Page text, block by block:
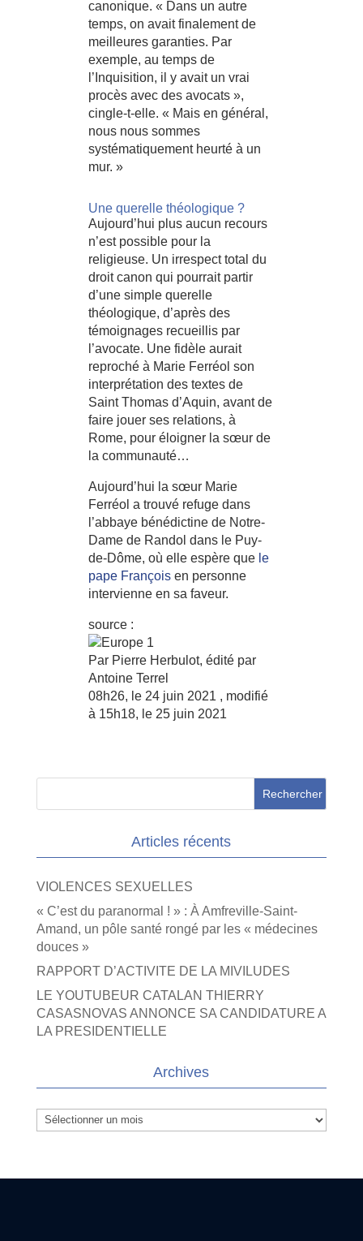
canonique. « Dans un autre
temps, on avait finalement de
meilleures garanties. Par
exemple, au temps de
l’Inquisition, il y avait un vrai
procès avec des avocats »,
cingle-t-elle. « Mais en général,
nous nous sommes
systématiquement heurté à un
mur. »
Une querelle théologique ?
Aujourd’hui plus aucun recours
n’est possible pour la
religieuse. Un irrespect total du
droit canon qui pourrait partir
d’une simple querelle
théologique, d’après des
témoignages recueillis par
l’avocate. Une fidèle aurait
reproché à Marie Ferréol son
interprétation des textes de
Saint Thomas d’Aquin, avant de
faire jouer ses relations, à
Rome, pour éloigner la sœur de
la communauté…
Aujourd’hui la sœur Marie
Ferréol a trouvé refuge dans
l’abbaye bénédictine de Notre-
Dame de Randol dans le Puy-
de-Dôme, où elle espère que le
pape François en personne
intervienne en sa faveur.
source :
Par Pierre Herbulot, édité par
Antoine Terrel
08h26, le 24 juin 2021 , modifié
à 15h18, le 25 juin 2021
Articles récents
VIOLENCES SEXUELLES
« C’est du paranormal ! » : À Amfreville-Saint-
Amand, un pôle santé rongé par les « médecines
douces »
RAPPORT D’ACTIVITE DE LA MIVILUDES
LE YOUTUBEUR CATALAN THIERRY
CASASNOVAS ANNONCE SA CANDIDATURE A
LA PRESIDENTIELLE
Archives
Archives